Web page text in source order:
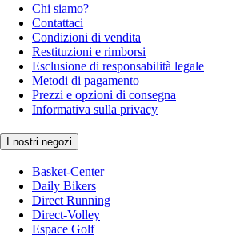
Chi siamo?
Contattaci
Condizioni di vendita
Restituzioni e rimborsi
Esclusione di responsabilità legale
Metodi di pagamento
Prezzi e opzioni di consegna
Informativa sulla privacy
I nostri negozi
Basket-Center
Daily Bikers
Direct Running
Direct-Volley
Espace Golf